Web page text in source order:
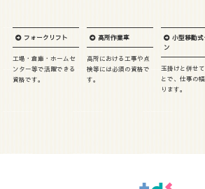
フォークリフト
工場・倉庫・ホームセ
ンター等で活躍できる
資格です。
高所作業車
高所における工事や点
検等には必須の資格で
す。
小型移動式
ン
玉掛けと併せ
とで、仕事の
ります。